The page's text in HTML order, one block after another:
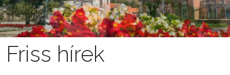
Friss hírek